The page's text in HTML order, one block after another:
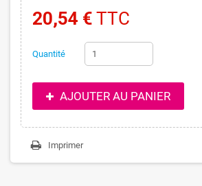
20,54 € TTC
Quantité
AJOUTER AU PANIER
Imprimer